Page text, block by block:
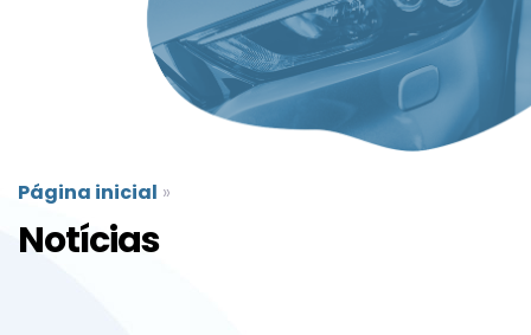
Página inicial »
Notícias